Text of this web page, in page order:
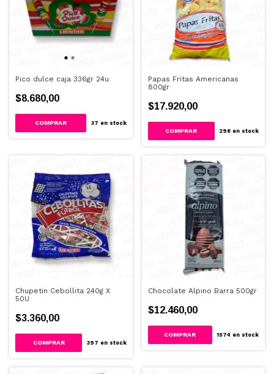
Pico dulce caja 336gr 24u
$8.680,00
37 en stock
Papas Fritas Americanas
800gr
$17.920,00
298 en stock
Chupetin Cebollita 240g X
50U
$3.360,00
397 en stock
Chocolate Alpino Barra 500gr
$12.460,00
COMPRAR 1574 en stock